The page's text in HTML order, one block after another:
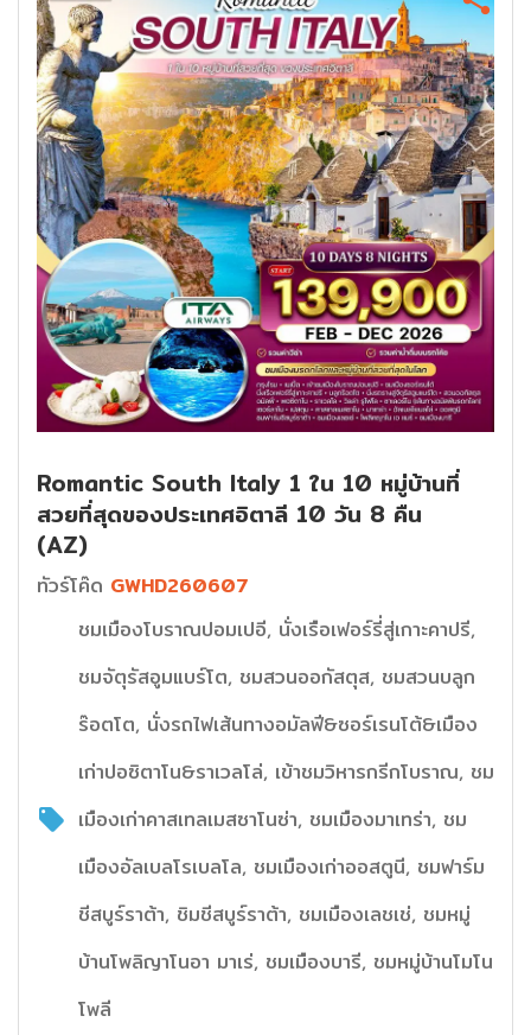
Romantic South Italy 1 ใน 10 หมู่บ้านที่
สวยที่สุดของประเทศอิตาลี 10 วัน 8 คืน
(AZ)
ทัวร์โค๊ด GWHD260607
ชมเมืองโบราณปอมเปอี, นั่งเรือเฟอร์รี่สู่เกาะคาปรี,
ชมจัตุรัสอูมแบร์โต, ชมสวนออกัสตุส, ชมสวนบลูก
ร๊อตโต, นั่งรถไฟเส้นทางอมัลฟี&ซอร์เรนโต้&เมือง
เก่าปอซิตาโน&ราเวลโล่, เข้าชมวิหารกรีกโบราณ, ชม
เมืองเก่าคาสเทลเมสซาโนซ่า, ชมเมืองมาเทร่า, ชม
เมืองอัลเบลโรเบลโล, ชมเมืองเก่าออสตูนี, ชมฟาร์ม
ชีสบูร์ราต้า, ชิมชีสบูร์ราต้า, ชมเมืองเลชเช่, ชมหมู่
บ้านโพลิญาโนอา มาเร่, ชมเมืองบารี, ชมหมู่บ้านโมโน
โพลี